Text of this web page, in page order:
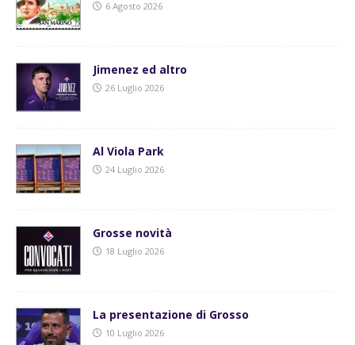
6 Agosto 2026
Jimenez ed altro
26 Luglio 2026
Al Viola Park
24 Luglio 2026
Grosse novità
18 Luglio 2026
La presentazione di Grosso
10 Luglio 2026